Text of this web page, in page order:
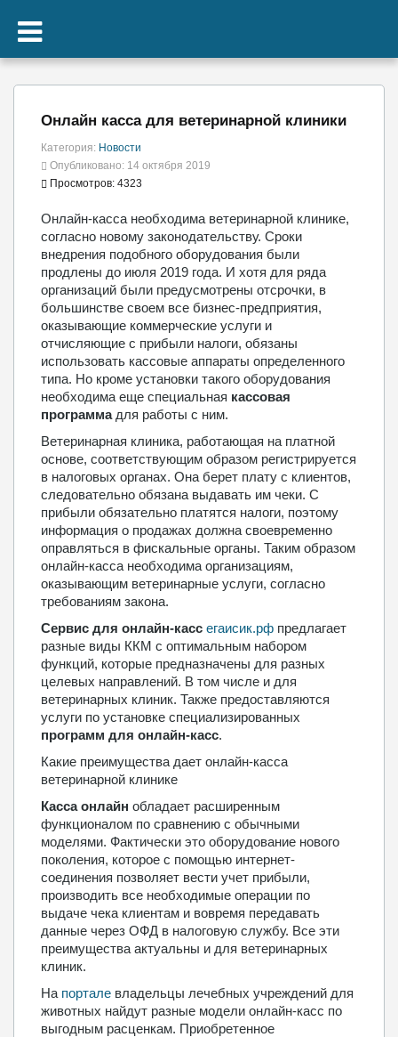
Онлайн касса для ветеринарной клиники
Категория: Новости
Опубликовано: 14 октября 2019
Просмотров: 4323
Онлайн-касса необходима ветеринарной клинике,
согласно новому законодательству. Сроки
внедрения подобного оборудования были
продлены до июля 2019 года. И хотя для ряда
организаций были предусмотрены отсрочки, в
большинстве своем все бизнес-предприятия,
оказывающие коммерческие услуги и
отчисляющие с прибыли налоги, обязаны
использовать кассовые аппараты определенного
типа. Но кроме установки такого оборудования
необходима еще специальная кассовая
программадля работы с ним.
Ветеринарная клиника, работающая на платной
основе, соответствующим образом регистрируется
в налоговых органах. Она берет плату с клиентов,
следовательно обязана выдавать им чеки. С
прибыли обязательно платятся налоги, поэтому
информация о продажах должна своевременно
оправляться в фискальные органы. Таким образом
онлайн-касса необходима организациям,
оказывающим ветеринарные услуги, согласно
требованиям закона.
Сервис для онлайн-касс егаисик.рф предлагает
разные виды ККМ с оптимальным набором
функций, которые предназначены для разных
целевых направлений. В том числе и для
ветеринарных клиник. Также предоставляются
услуги по установке специализированных
программ для онлайн-касс.
Какие преимущества дает онлайн-касса
ветеринарной клинике
Касса онлайн обладает расширенным
функционалом по сравнению с обычными
моделями. Фактически это оборудование нового
поколения, которое с помощью интернет-
соединения позволяет вести учет прибыли,
производить все необходимые операции по
выдаче чека клиентам и вовремя передавать
данные через ОФД в налоговую службу. Все эти
преимущества актуальны и для ветеринарных
клиник.
На портале владельцы лечебных учреждений для
животных найдут разные модели онлайн-касс по
выгодным расценкам. Приобретенное